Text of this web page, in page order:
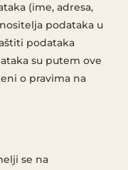
(ime, adresa,
podataka u
podataka
su putem ove
o pravima na
se na